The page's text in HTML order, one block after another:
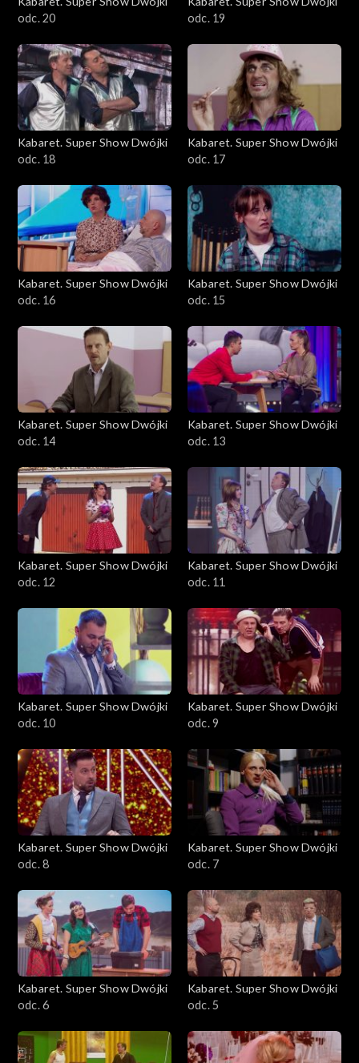
odc. 20
odc. 19
Kabaret. Super Show Dwójki
odc. 18
Kabaret. Super Show Dwójki
odc. 17
Kabaret. Super Show Dwójki
odc. 16
Kabaret. Super Show Dwójki
odc. 15
Kabaret. Super Show Dwójki
odc. 14
Kabaret. Super Show Dwójki
odc. 13
Kabaret. Super Show Dwójki
odc. 12
Kabaret. Super Show Dwójki
odc. 11
Kabaret. Super Show Dwójki
odc. 10
Kabaret. Super Show Dwójki
odc. 9
Kabaret. Super Show Dwójki
odc. 8
Kabaret. Super Show Dwójki
odc. 7
Kabaret. Super Show Dwójki
odc. 6
Kabaret. Super Show Dwójki
odc. 5